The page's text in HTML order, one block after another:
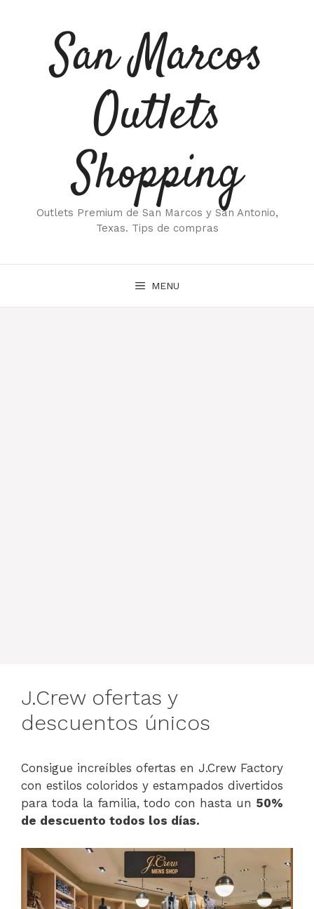
contenidoSan Marcos
Outlets
Shopping
Outlets Premium de San Marcos y San Antonio,
Texas. Tips de compras
MENU
J.Crew ofertas y
descuentos únicos
Consigue increíbles ofertas en J.Crew Factory
con estilos coloridos y estampados divertidos
para toda la familia, todo con hasta un 50%
de descuento todos los días.